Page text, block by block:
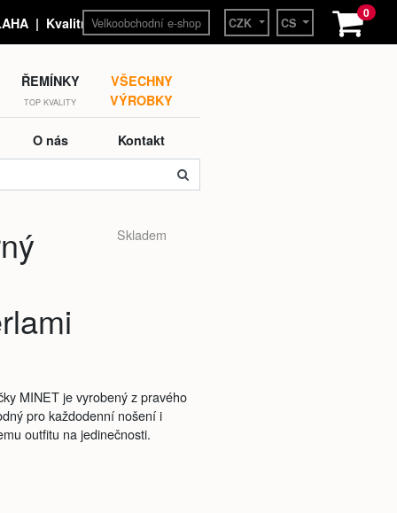
Velkoobchodní e-shop CZK CS
0
| Kvalitní hodinky a
ŘEMÍNKY
TOP KVALITY
VŠECHNY
VÝROBKY
O nás Kontakt
Skladem
MINET je vyrobený z pravého
pro každodenní nošení i
outfitu na jedinečnosti.